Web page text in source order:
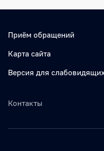
Приём обращений
Карта сайта
Версия для
Контакты